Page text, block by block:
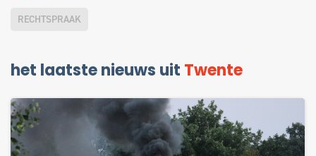
RECHTSPRAAK
het laatste nieuws uit Twente